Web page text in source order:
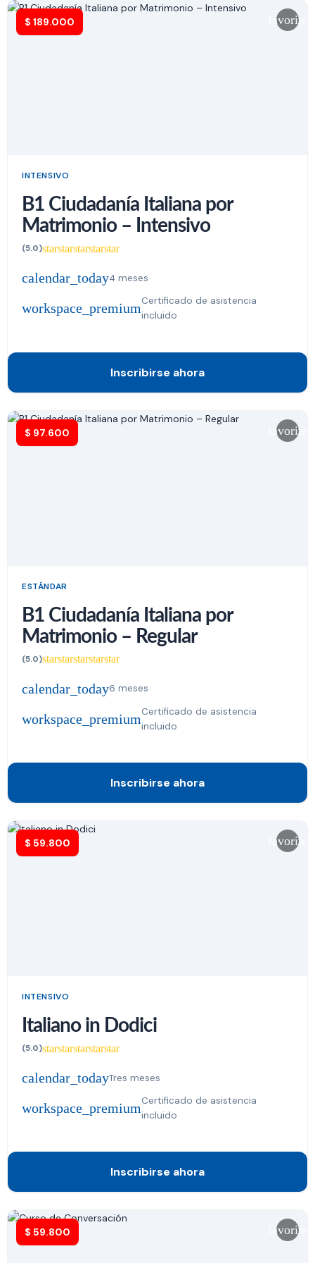
$ 189.000 favorite
INTENSIVO
B1 Ciudadanía Italiana por
Matrimonio – Intensivo
(5.0)starstarstarstarstar
calendar_today4 meses
workspace_premiumCertificado de asistencia
incluido
Inscribirse ahora
$ 97.600 favorite
ESTÁNDAR
B1 Ciudadanía Italiana por
Matrimonio – Regular
(5.0)starstarstarstarstar
calendar_today6 meses
workspace_premiumCertificado de asistencia
incluido
Inscribirse ahora
$ 59.800 favorite
INTENSIVO
Italiano in Dodici
(5.0)starstarstarstarstar
calendar_todayTres meses
workspace_premiumCertificado de asistencia
incluido
Inscribirse ahora
$ 59.800 favorite